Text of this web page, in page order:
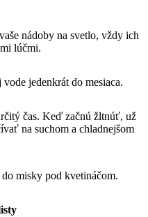
nádoby na svetlo, vždy ich
lúčmi.
jedenkrát do mesiaca.
čas. Keď začnú žltnúť, už
na suchom a chladnejšom
misky pod kvetináčom.